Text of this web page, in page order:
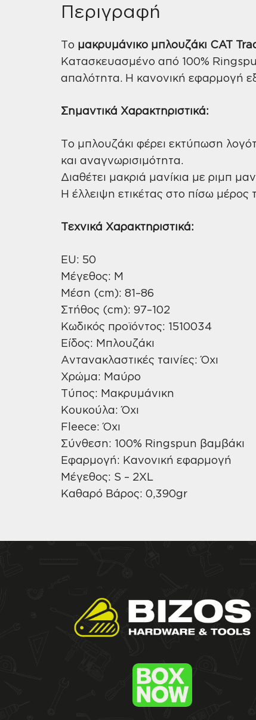
Περιγραφή
Το μακρυμάνικο μπλουζάκι CAT
Κατασκευασμένο από 100%
απαλότητα. Η κανονική εφαρμογή
Σημαντικά Χαρακτηριστικά:
Το μπλουζάκι φέρει εκτύπωση
και αναγνωρισιμότητα.
Διαθέτει μακριά μανίκια με ριμπ
Η έλλειψη ετικέτας στο πίσω
Τεχνικά Χαρακτηριστικά:
EU: 50
Μέγεθος: M
Μέση (cm): 81–86
Στήθος (cm): 97–102
Κωδικός προϊόντος: 1510034
Είδος: Μπλουζάκι
Αντανακλαστικές ταινίες: Όχι
Χρώμα: Μαύρο
Τύπος: Μακρυμάνικη
Κουκούλα: Όχι
Fleece: Όχι
Σύνθεση: 100% Ringspun βαμβάκι
Εφαρμογή: Κανονική εφαρμογή
Μέγεθος: S – 2XL
Καθαρό Βάρος: 0,390gr